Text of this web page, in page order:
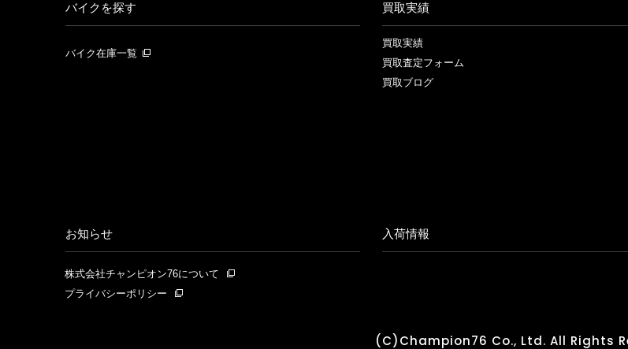
バイクを探す
バイク在庫一覧
買取実績
買取実績
買取査定フォーム
買取ブログ
お知らせ 入荷情報
株式会社チャンピオン76について
プライバシーポリシー
(C)Champion76 Co., Ltd. All Rights